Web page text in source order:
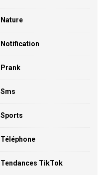
Nature
Notification
Prank
Sms
Sports
Téléphone
Tendances TikTok